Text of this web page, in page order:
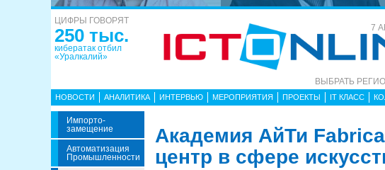
ЦИФРЫ ГОВОРЯТ
250 тыс.
кибератак отбил
«Уралкалий»
7
ВЫБРАТЬ
НОВОСТИ АНАЛИТИКА ИНТЕРВЬЮ МЕРОПРИЯТИЯ ПРОЕКТЫ IT КЛАСС
Импорто­
Замещение
Автоматизация
Промышленности
Академия АйТи
центр в сфере